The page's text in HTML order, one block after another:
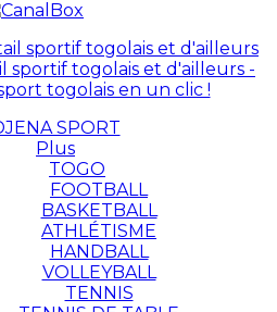
sportif togolais et d'ailleurs -
togolais en un clic !
SPORT
Plus
TOGO
FOOTBALL
BASKETBALL
ATHLÉTISME
HANDBALL
VOLLEYBALL
TENNIS